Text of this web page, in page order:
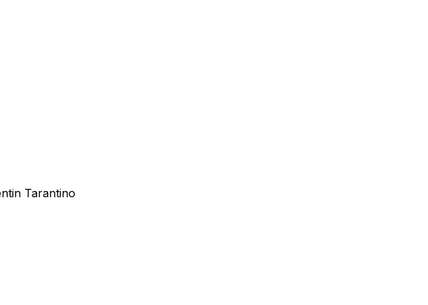
Tarantino